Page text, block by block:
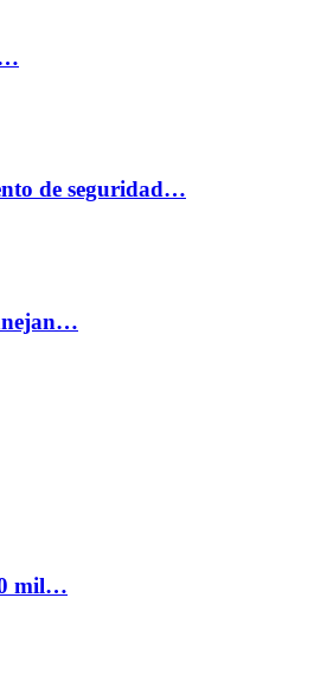
de seguridad…
mil…